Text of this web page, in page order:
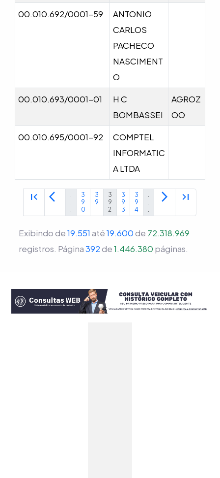
00.010.692/0001-59
ANTONIO
CARLOS
PACHECO
NASCIMENT
O
00.010.693/0001-01
H C
BOMBASSEI
AGROZ
OO
00.010.695/0001-92
COMPTEL
INFORMATIC
A LTDA
first_page arrow_back_ios
.
.
.
3
9
0
3
9
1
3
9
2
3
9
3
3
9
4
.
.
.
arrow_forward_ios last_page
Exibindo de19.551 até19.600de 72.318.969
registros. Página392de1.446.380 páginas.